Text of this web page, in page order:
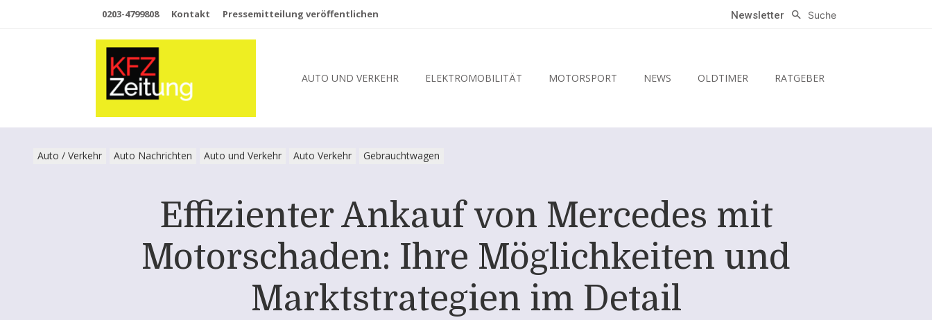
0203-4799808 Kontakt Pressemitteilung veröffentlichen Newsletter Suche
AUTO UND VERKEHR ELEKTROMOBILITÄT MOTORSPORT NEWS OLDTIMER RATGEBER
Auto / Verkehr Auto Nachrichten Auto und Verkehr Auto Verkehr Gebrauchtwagen
Effizienter Ankauf von Mercedes mit
Motorschaden: Ihre Möglichkeiten und
Marktstrategien im Detail